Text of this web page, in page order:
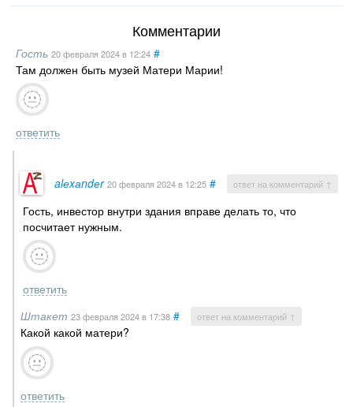
Комментарии
Гость 20 февраля 2024в 12:24 #
Там должен быть музей Матери Марии!
ответить
alеxаndеr 20 февраля 2024в 12:25 # ответ на комментарий ↑
Гость, инвестор внутри здания вправе делать то, что
посчитает нужным.
ответить
Штакет 23 февраля 2024в 17:38 # ответ на комментарий ↑
Какой какой матери?
ответить